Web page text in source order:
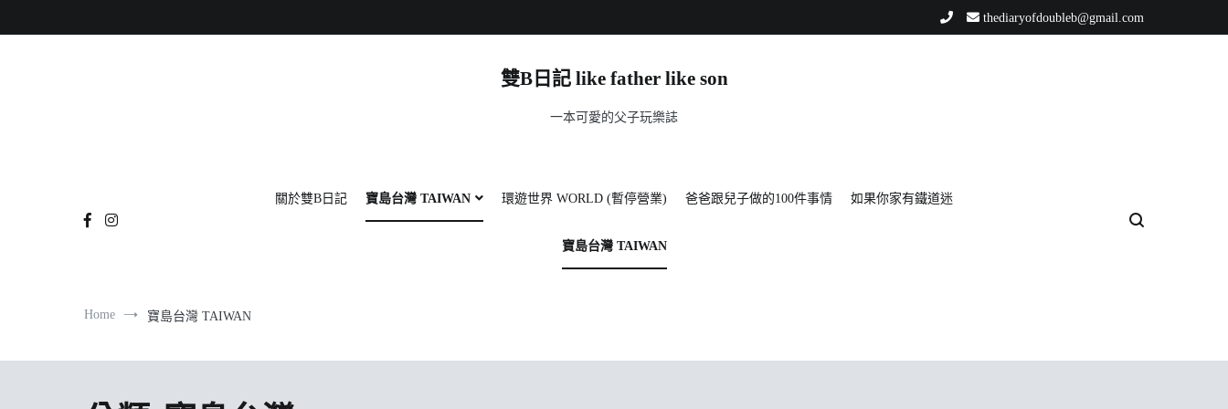
content
thediaryofdoubleb@gmail.com
雙B日記 like father like son
一本可愛的父子玩樂誌
關於雙B日記 寶島台灣 TAIWAN 環遊世界 WORLD (暫停營業) 爸爸跟兒子做的100件事情 如果你家有鐵道迷
寶島台灣 TAIWAN
Home 寶島台灣 TAIWAN